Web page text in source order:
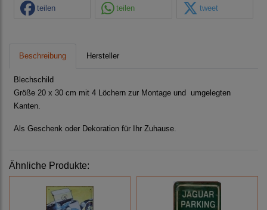
teilen teilen tweet
Beschreibung Hersteller
Blechschild
Größe 20 x 30 cm mit 4 Löchern zur Montage und umgelegten
Kanten.
Als Geschenk oder Dekoration für Ihr Zuhause.
Ähnliche Produkte: